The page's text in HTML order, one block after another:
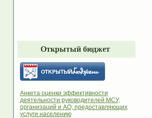
Открытый бюджет
Анкета оценки эффективности
деятельности руководителей МСУ,
организаций и АО, предоставляющих
услуги населению